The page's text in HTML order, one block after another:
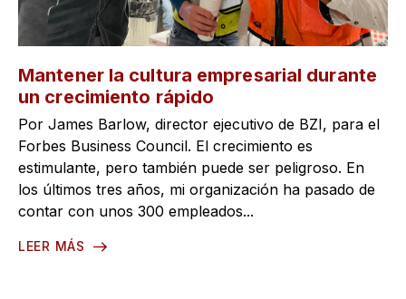
Mantener la cultura empresarial durante
un crecimiento rápido
Por James Barlow, director ejecutivo de BZI, para el
Forbes Business Council. El crecimiento es
estimulante, pero también puede ser peligroso. En
los últimos tres años, mi organización ha pasado de
contar con unos 300 empleados...
LEER MÁS